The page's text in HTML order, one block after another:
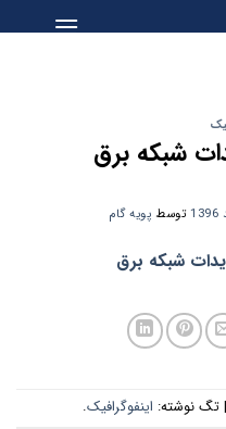
شبکه برق
توسط پویه گام
شبکه برق
| تگ نوشته: اینفوگرافیک.